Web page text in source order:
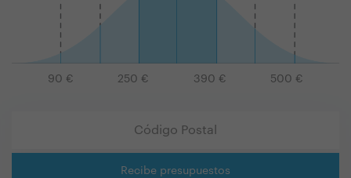
90 € 250 € 390 € 500 €
Recibe presupuestos